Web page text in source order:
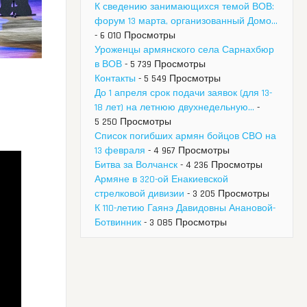
К сведению занимающихся темой ВОВ:
форум 13 марта, организованный Домо...
- 6 010 Просмотры
Уроженцы армянского села Сарнахбюр
в ВОВ - 5 739 Просмотры
Контакты - 5 549 Просмотры
До 1 апреля срок подачи заявок (для 13-
18 лет) на летнюю двухнедельную... -
5 250 Просмотры
Список погибших армян бойцов СВО на
13 февраля - 4 967 Просмотры
Битва за Волчанск - 4 236 Просмотры
Армяне в 320-ой Енакиевской
стрелковой дивизии - 3 205 Просмотры
К 110-летию Гаянэ Давидовны Анановой-
Ботвинник - 3 085 Просмотры